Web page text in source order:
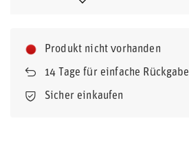
Produkt nicht vorhanden
14 Tage für einfache Rückgabe
Sicher einkaufen